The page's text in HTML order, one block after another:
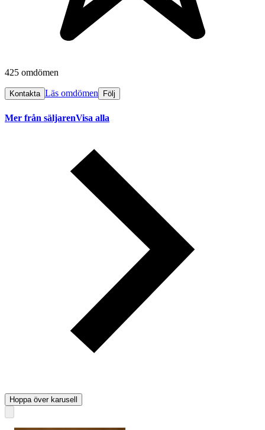
425 omdömen
Kontakta Läs omdömen Följ
Mer från säljarenVisa alla
Hoppa över karusell